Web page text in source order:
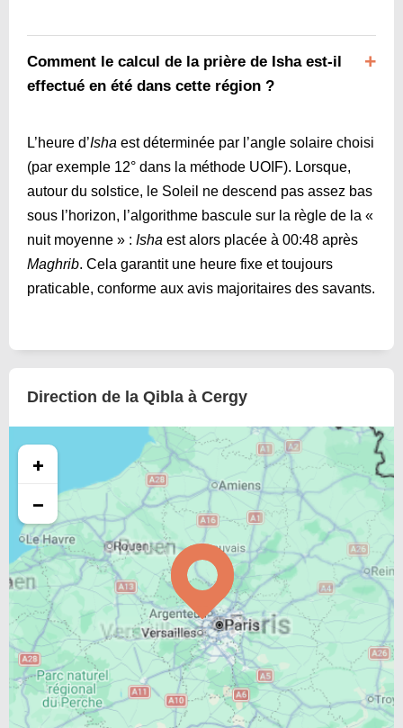
Comment le calcul de la prière de Isha est-il
effectué en été dans cette région ?
L’heure d’Isha est déterminée par l’angle solaire choisi
(par exemple 12° dans la méthode UOIF). Lorsque,
autour du solstice, le Soleil ne descend pas assez bas
sous l’horizon, l’algorithme bascule sur la règle de la «
nuit moyenne » : Isha est alors placée à 00:48 après
Maghrib. Cela garantit une heure fixe et toujours
praticable, conforme aux avis majoritaires des savants.
Direction de la Qibla à Cergy
+
−